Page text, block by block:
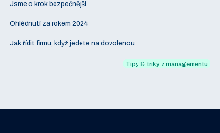
Jsme o krok bezpečnější
Ohlédnutí za rokem 2024
Jak řídit firmu, když jedete na dovolenou
Tipy & triky z managementu